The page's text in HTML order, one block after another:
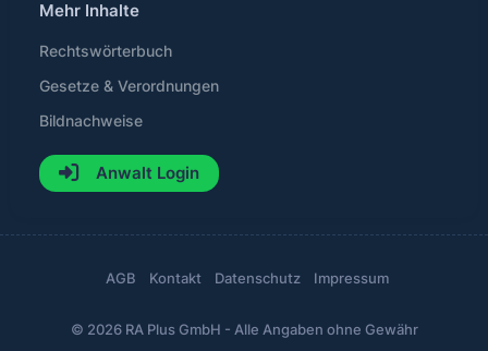
Mehr Inhalte
Rechtswörterbuch
Gesetze & Verordnungen
Bildnachweise
Anwalt Login
© 2026 RA Plus GmbH - Alle Angaben ohne Gewähr
AGB Kontakt Datenschutz Impressum